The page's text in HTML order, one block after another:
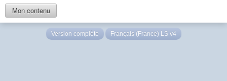
Mon contenu
Version complète Français (France) LS v4